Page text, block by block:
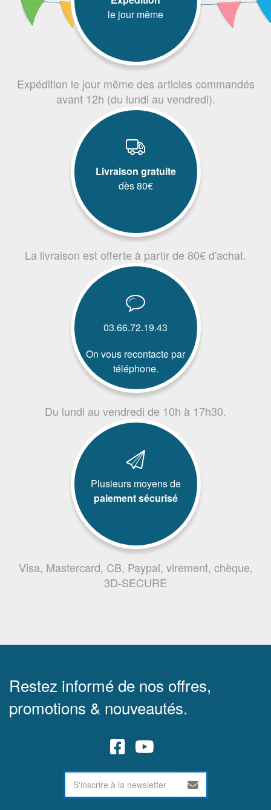
le jour même
Expédition le jour même des articles commandés
avant 12h (du lundi au vendredi).
Livraison gratuite
dès 80€
La livraison est offerte à partir de 80€ d'achat.
03.66.72.19.43
On vous recontacte par
téléphone.
Du lundi au vendredi de 10h à 17h30.
Plusieurs moyens de
paiement sécurisé
Visa, Mastercard, CB, Paypal, virement, chèque,
3D-SECURE
Restez informé de nos offres,
promotions & nouveautés.